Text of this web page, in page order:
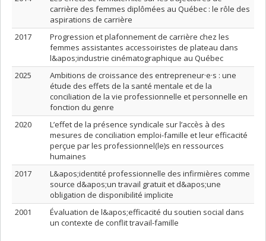
carrière des femmes diplômées au Québec : le rôle des
aspirations de carrière
2017
Progression et plafonnement de carrière chez les
femmes assistantes accessoiristes de plateau dans
l&apos;industrie cinématographique au Québec
2025
Ambitions de croissance des entrepreneur·e·s : une
étude des effets de la santé mentale et de la
conciliation de la vie professionnelle et personnelle en
fonction du genre
2020
L’effet de la présence syndicale sur l’accès à des
mesures de conciliation emploi-famille et leur efficacité
perçue par les professionnel(le)s en ressources
humaines
2017
L&apos;identité professionnelle des infirmières comme
source d&apos;un travail gratuit et d&apos;une
obligation de disponibilité implicite
2001
Évaluation de l&apos;efficacité du soutien social dans
un contexte de conflit travail-famille